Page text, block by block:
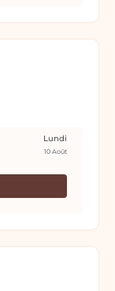
Lundi
10 Août